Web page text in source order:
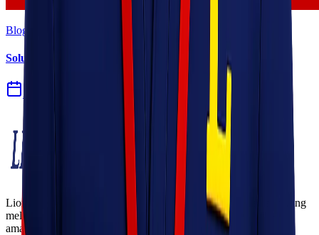
Blog
Solusi Logistik untuk Perusahaan Manufaktur
27 Jul 2026
Lionel Express adalah perusahaan jasa pengiriman terpercaya yang
melayani pengiriman barang ke seluruh Indonesia dengan cepat,
aman, dan harga kompetitif.